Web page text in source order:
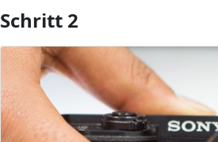
Kommentar hinzufügen
Schritt 2